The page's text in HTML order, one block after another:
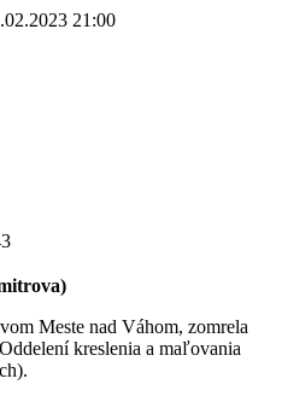
21:00
Meste nad Váhom, zomrela
kreslenia a maľovania